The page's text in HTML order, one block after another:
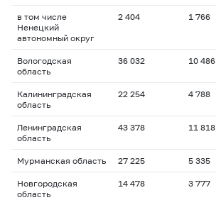
в том числе
Ненецкий
автономный округ
2 404 1 766
Вологодская
область
36 032 10 486
Калининградская
область
22 254 4 788
Ленинградская
область
43 378 11 818
Мурманская область 27 225 5 335
Новгородская
область
14 478 3 777